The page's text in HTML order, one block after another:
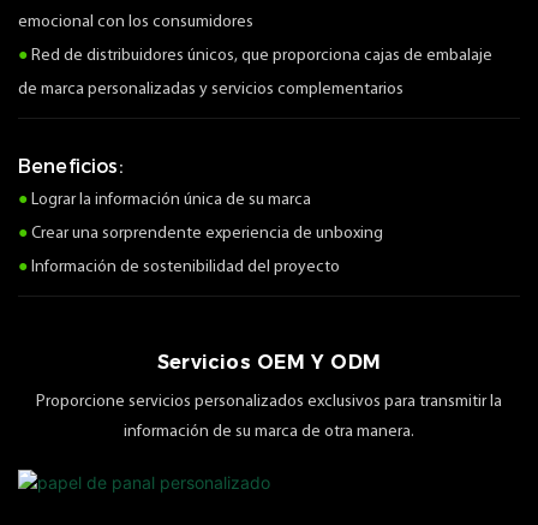
emocional con los consumidores
● Red de distribuidores únicos, que proporciona cajas de embalaje
de marca personalizadas y servicios complementarios
Beneficios:
● Lograr la información única de su marca
● Crear una sorprendente experiencia de unboxing
● Información de sostenibilidad del proyecto
Servicios OEM Y ODM
Proporcione servicios personalizados exclusivos para transmitir la
información de su marca de otra manera.